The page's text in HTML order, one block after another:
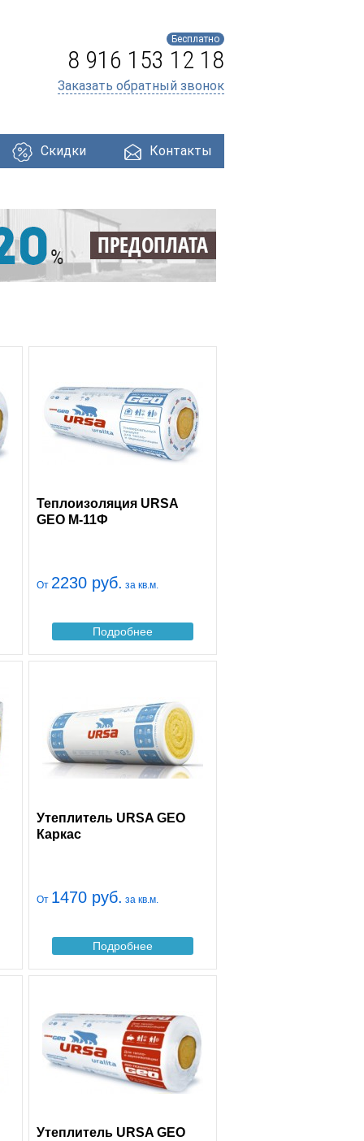
Профнастил Утеплители
Бесплатно
8 916 153 12 18
Заказать обратный звонок
Скидки Контакты
Теплоизоляция URSA
GEO М-11Ф
От 2230 руб. за кв.м.
Подробнее
Утеплитель URSA GEO
Каркас
От 1470 руб. за кв.м.
Подробнее
Утеплитель URSA GEO